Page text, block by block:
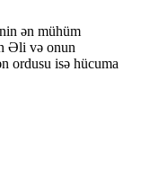
ən mühüm
Əli və onun
ordusu isə hücuma